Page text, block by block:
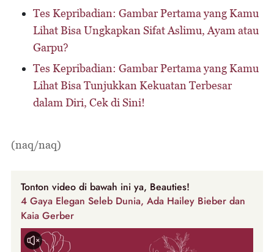
Tes Kepribadian: Gambar Pertama yang Kamu
Lihat Bisa Ungkapkan Sifat Aslimu, Ayam atau
Garpu?
Tes Kepribadian: Gambar Pertama yang Kamu
Lihat Bisa Tunjukkan Kekuatan Terbesar
dalam Diri, Cek di Sini!
(naq/naq)
Tonton video di bawah ini ya, Beauties!
4 Gaya Elegan Seleb Dunia, Ada Hailey Bieber dan
Kaia Gerber